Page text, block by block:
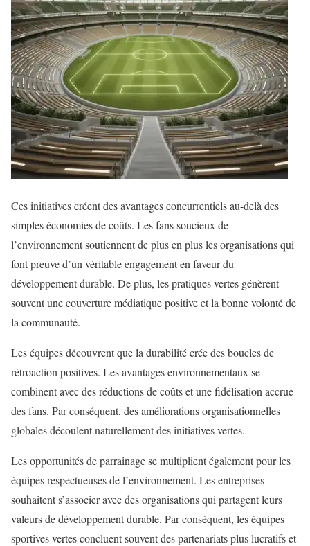
Ces initiatives créent des avantages concurrentiels au-delà des
simples économies de coûts. Les fans soucieux de
l’environnement soutiennent de plus en plus les organisations qui
font preuve d’un véritable engagement en faveur du
développement durable. De plus, les pratiques vertes génèrent
souvent une couverture médiatique positive et la bonne volonté de
la communauté.
Les équipes découvrent que la durabilité crée des boucles de
rétroaction positives. Les avantages environnementaux se
combinent avec des réductions de coûts et une fidélisation accrue
des fans. Par conséquent, des améliorations organisationnelles
globales découlent naturellement des initiatives vertes.
Les opportunités de parrainage se multiplient également pour les
équipes respectueuses de l’environnement. Les entreprises
souhaitent s’associer avec des organisations qui partagent leurs
valeurs de développement durable. Par conséquent, les équipes
sportives vertes concluent souvent des partenariats plus lucratifs et